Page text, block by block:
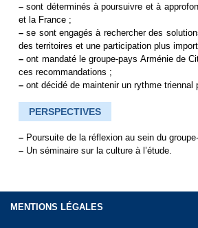
–sont déterminés à poursuivre et à
et la France ;
–se sont engagés à rechercher des
des territoires et une participation plus
–ont mandaté le groupe-pays Arménie de
ces recommandations ;
–ont décidé de maintenir un rythme triennal
PERSPECTIVES
–Poursuite de la réflexion au sein du
–Un séminaire sur la culture à l’étude.
MENTIONS LÉGALES